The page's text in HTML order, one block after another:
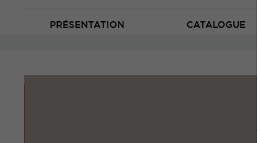
PRÉSENTATION CATALOGUE